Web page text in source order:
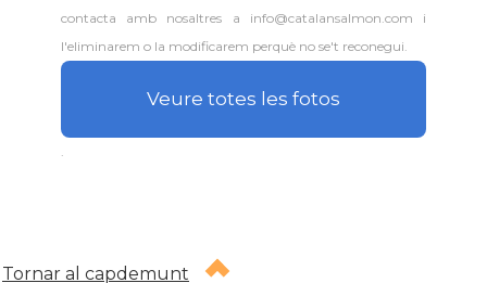
contacta amb nosaltres a info@catalansalmon.com i
l'eliminarem o la modificarem perquè no se't reconegui.
Veure totes les fotos
Tornar al capdemunt